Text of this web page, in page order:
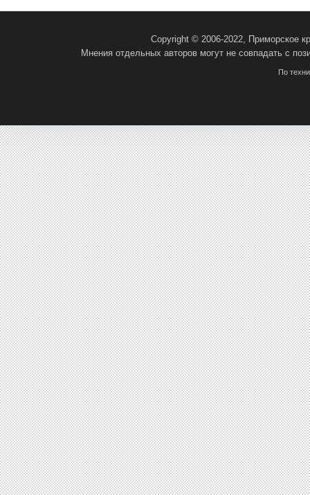
Copyright © 2006-2022, Приморское
Мнения отдельных авторов могут не совпадать с
По